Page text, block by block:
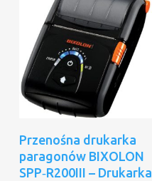
Dodaj Do Koszyka
Przenośna drukarka
paragonów BIXOLON
SPP‑R200III – Drukarka